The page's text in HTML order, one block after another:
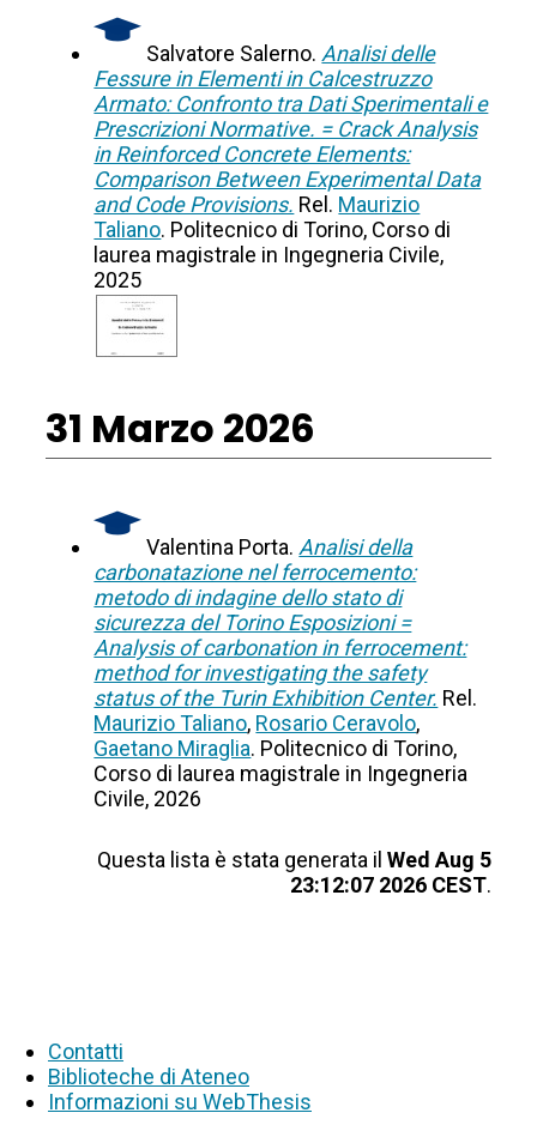
Salvatore Salerno. Analisi delle
Fessure in Elementi in Calcestruzzo
Armato: Confronto tra Dati Sperimentali e
Prescrizioni Normative. = Crack Analysis
in Reinforced Concrete Elements:
Comparison Between Experimental Data
and Code Provisions. Rel. Maurizio
Taliano. Politecnico di Torino, Corso di
laurea magistrale in Ingegneria Civile,
2025
31 Marzo 2026
Valentina Porta. Analisi della
carbonatazione nel ferrocemento:
metodo di indagine dello stato di
sicurezza del Torino Esposizioni =
Analysis of carbonation in ferrocement:
method for investigating the safety
status of the Turin Exhibition Center. Rel.
Maurizio Taliano, Rosario Ceravolo,
Gaetano Miraglia. Politecnico di Torino,
Corso di laurea magistrale in Ingegneria
Civile, 2026
Questa lista è stata generata il Wed Aug 5
23:12:07 2026 CEST.
Contatti
Biblioteche di Ateneo
Informazioni su WebThesis